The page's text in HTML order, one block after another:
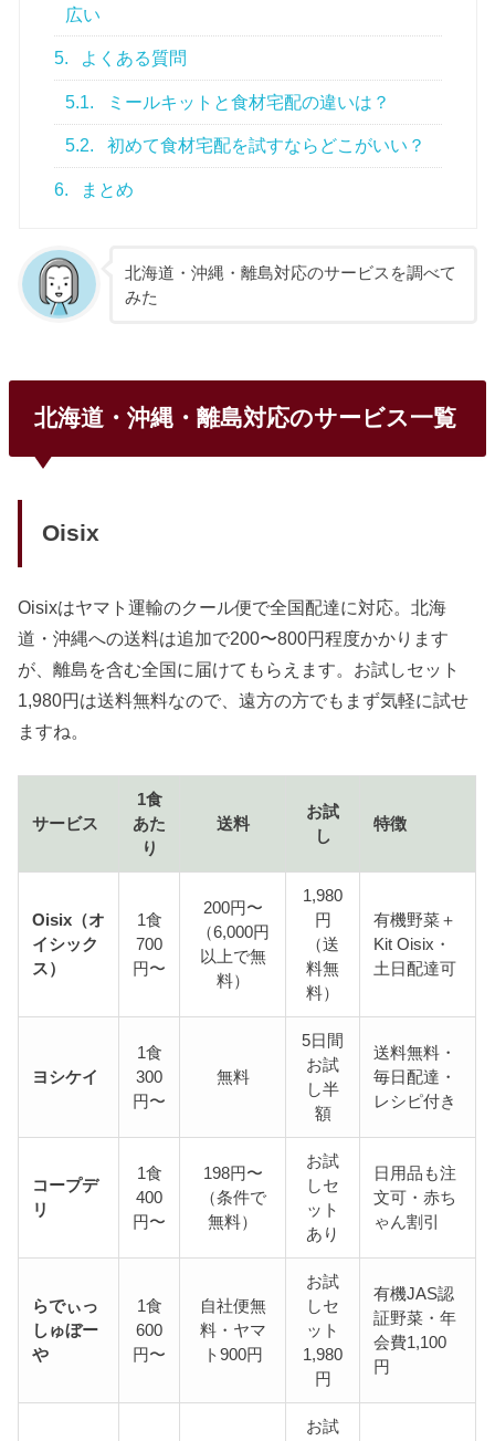
広い
5. よくある質問
5.1. ミールキットと食材宅配の違いは？
5.2. 初めて食材宅配を試すならどこがいい？
6. まとめ
北海道・沖縄・離島対応のサービスを調べて
みた
北海道・沖縄・離島対応のサービス一覧
Oisix
Oisixはヤマト運輸のクール便で全国配達に対応。北海
道・沖縄への送料は追加で200〜800円程度かかります
が、離島を含む全国に届けてもらえます。お試しセット
1,980円は送料無料なので、遠方の方でもまず気軽に試せ
ますね。
サービス
1食
あた
り
送料
お試
し
特徴
Oisix（オ
イシック
ス）
1食
700
円〜
200円〜
（6,000円
以上で無
料）
1,980
円
（送
料無
料）
有機野菜＋
Kit Oisix・
土日配達可
ヨシケイ
1食
300
円〜
無料
5日間
お試
し半
額
送料無料・
毎日配達・
レシピ付き
コープデ
リ
1食
400
円〜
198円〜
（条件で
無料）
お試
しセ
ット
あり
日用品も注
文可・赤ち
ゃん割引
らでぃっ
しゅぼー
や
1食
600
円〜
自社便無
料・ヤマ
ト900円
お試
しセ
ット
1,980
円
有機JAS認
証野菜・年
会費1,100
円
お試